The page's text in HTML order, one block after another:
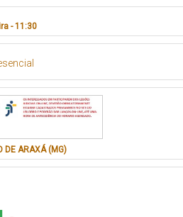
- 11:30
DE ARAXÁ (MG)